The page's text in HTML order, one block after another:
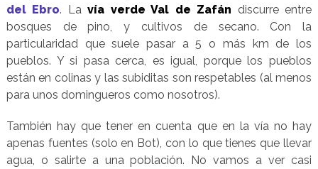
del Ebro. Lavía verde Val de Zafán discurre entre
bosques de pino, y cultivos de secano. Con la
particularidad que suele pasar a 5 o más km de los
pueblos. Y si pasa cerca, es igual, porque los pueblos
están en colinas y las subiditas son respetables (al menos
para unos domingueros como nosotros).
También hay que tener en cuenta que en la vía no hay
apenas fuentes (solo en Bot), con lo que tienes que llevar
agua, o salirte a una población. No vamos a ver casi